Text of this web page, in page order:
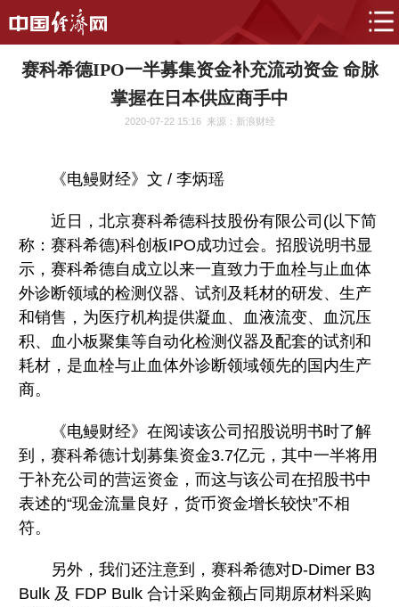
赛科希德IPO一半募集资金补充流动资金 命脉
掌握在日本供应商手中
2020-07-22 15:16 来源：新浪财经
《电鳗财经》文 / 李炳瑶
近日，北京赛科希德科技股份有限公司(以下简
称：赛科希德)科创板IPO成功过会。招股说明书显
示，赛科希德自成立以来一直致力于血栓与止血体
外诊断领域的检测仪器、试剂及耗材的研发、生产
和销售，为医疗机构提供凝血、血液流变、血沉压
积、血小板聚集等自动化检测仪器及配套的试剂和
耗材，是血栓与止血体外诊断领域领先的国内生产
商。
《电鳗财经》在阅读该公司招股说明书时了解
到，赛科希德计划募集资金3.7亿元，其中一半将用
于补充公司的营运资金，而这与该公司在招股书中
表述的“现金流量良好，货币资金增长较快”不相
符。
另外，我们还注意到，赛科希德对D-Dimer B3
Bulk 及 FDP Bulk 合计采购金额占同期原材料采购